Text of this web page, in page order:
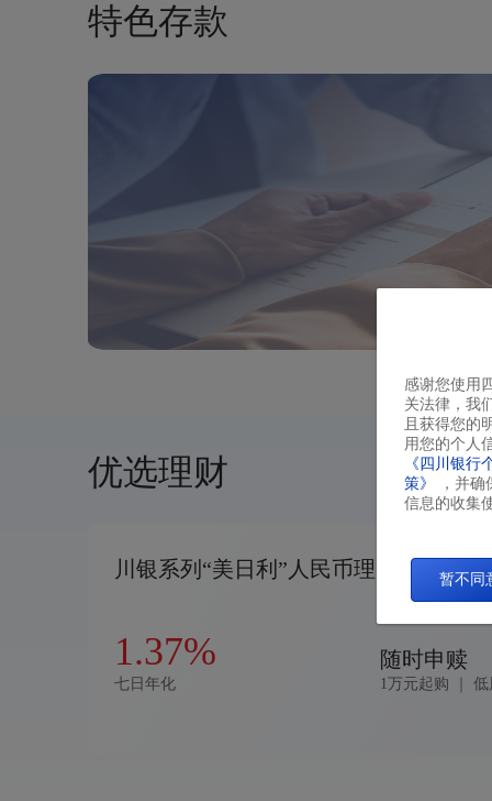
感谢您使用
关法律，我
且获得您的
用您的个人
《四川银行
策》
，并确
信息的收集
暂不同
特色存款
优选理财
川银系列“美日利”人民币理财产品
1.37%
七日年化
随时申赎
1万元起购 ｜ 低